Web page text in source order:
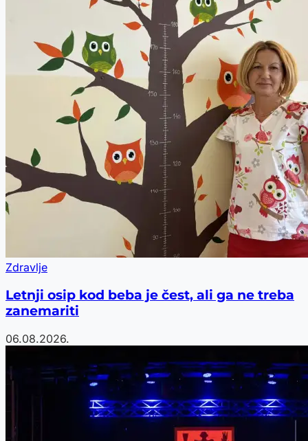
Zdravlje
Letnji osip kod beba je čest, ali ga ne treba
zanemariti
06.08.2026.